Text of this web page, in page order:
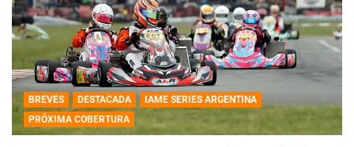
BREVES DESTACADA
IAME SERIES ARGENTINA
PRÓXIMA COBERTURA